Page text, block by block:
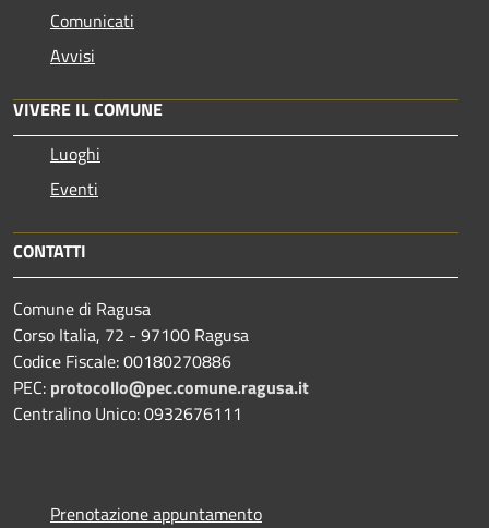
Comunicati
Avvisi
VIVERE IL COMUNE
Luoghi
Eventi
CONTATTI
Comune di Ragusa
Corso Italia, 72 - 97100 Ragusa
Codice Fiscale: 00180270886
PEC: protocollo@pec.comune.ragusa.it
Centralino Unico: 0932676111
Prenotazione appuntamento